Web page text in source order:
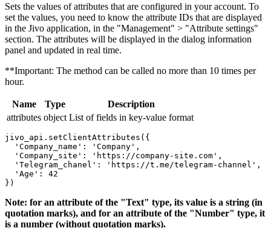
Sets the values ​​of attributes that are configured in your account. To
set the values, you need to know the attribute IDs that are displayed
in the Jivo application, in the "Management" > "Attribute settings"
section. The attributes will be displayed in the dialog information
panel and updated in real time.
**Important: The method can be called no more than 10 times per
hour.
Name Type
Description
attributes object List of fields in key-value format
jivo_api.setClientAttributes({
  'Company_name': 'Company',
  'Company_site': 'https://company-site.com',
  'Telegram_chanel': 'https://t.me/telegram-channel',
  'Age': 42
Note: for an attribute of the "Text" type, its value is a string (in
quotation marks), and for an attribute of the "Number" type, it
is a number (without quotation marks).